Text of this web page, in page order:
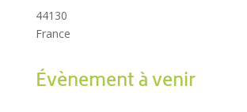
44130
France
Évènement à venir